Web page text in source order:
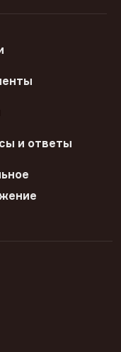
и ответы